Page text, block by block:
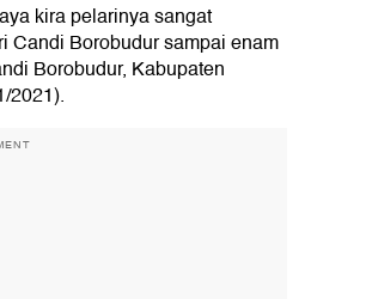
kira pelarinya sangat
Candi Borobudur sampai enam
Borobudur, Kabupaten
2021).